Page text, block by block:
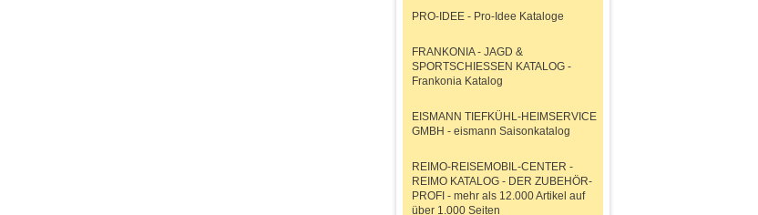
PRO-IDEE - Pro-Idee Kataloge
FRANKONIA - JAGD &
SPORTSCHIESSEN KATALOG -
Frankonia Katalog
EISMANN TIEFKÜHL-HEIMSERVICE
GMBH - eismann Saisonkatalog
REIMO-REISEMOBIL-CENTER -
REIMO KATALOG - DER ZUBEHÖR-
PROFI - mehr als 12.000 Artikel auf
über 1.000 Seiten